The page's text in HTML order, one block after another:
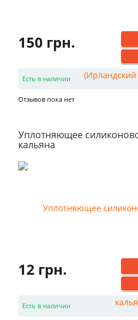
150 грн.
Есть в наличии
Отзывов пока нет
Уплотняющее
кальяна
12 грн.
Есть в наличии